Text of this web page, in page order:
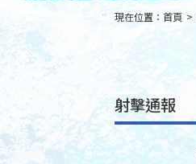
::: 現在位置： 首頁 >
射擊通報